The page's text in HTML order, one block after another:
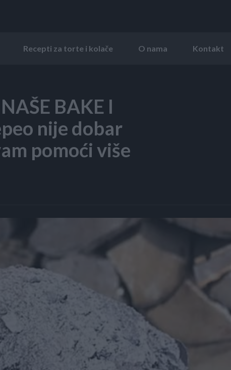
Recepti za torte i kolače O nama Kontakt
BAKE I
nije dobar
pomoći više